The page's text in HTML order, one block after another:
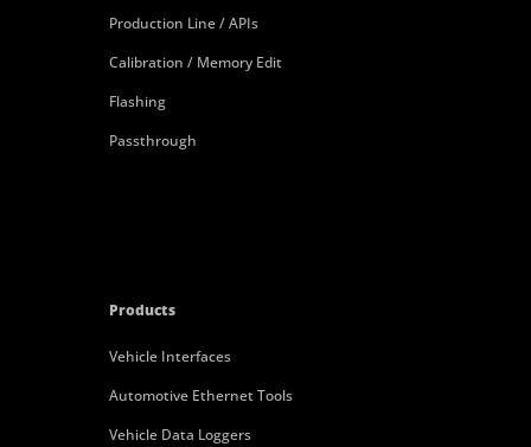
Production Line / APIs
Calibration / Memory Edit
Flashing
Passthrough
Products
Vehicle Interfaces
Automotive Ethernet Tools
Vehicle Data Loggers